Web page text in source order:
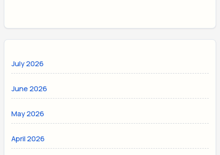
July 2026
June 2026
May 2026
April 2026